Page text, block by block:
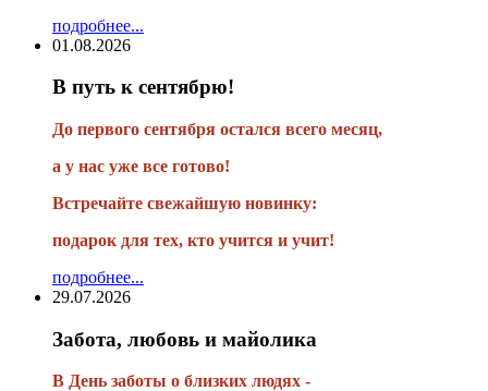
подробнее...
01.08.2026
В путь к сентябрю!
До первого сентября остался всего месяц,
а у нас уже все готово!
Встречайте свежайшую новинку:
подарок для тех, кто учится и учит!
подробнее...
29.07.2026
Забота, любовь и майолика
В День заботы о близких людях -